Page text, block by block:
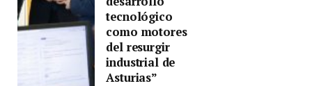
tecnológico
como motores
del resurgir
industrial de
Asturias”